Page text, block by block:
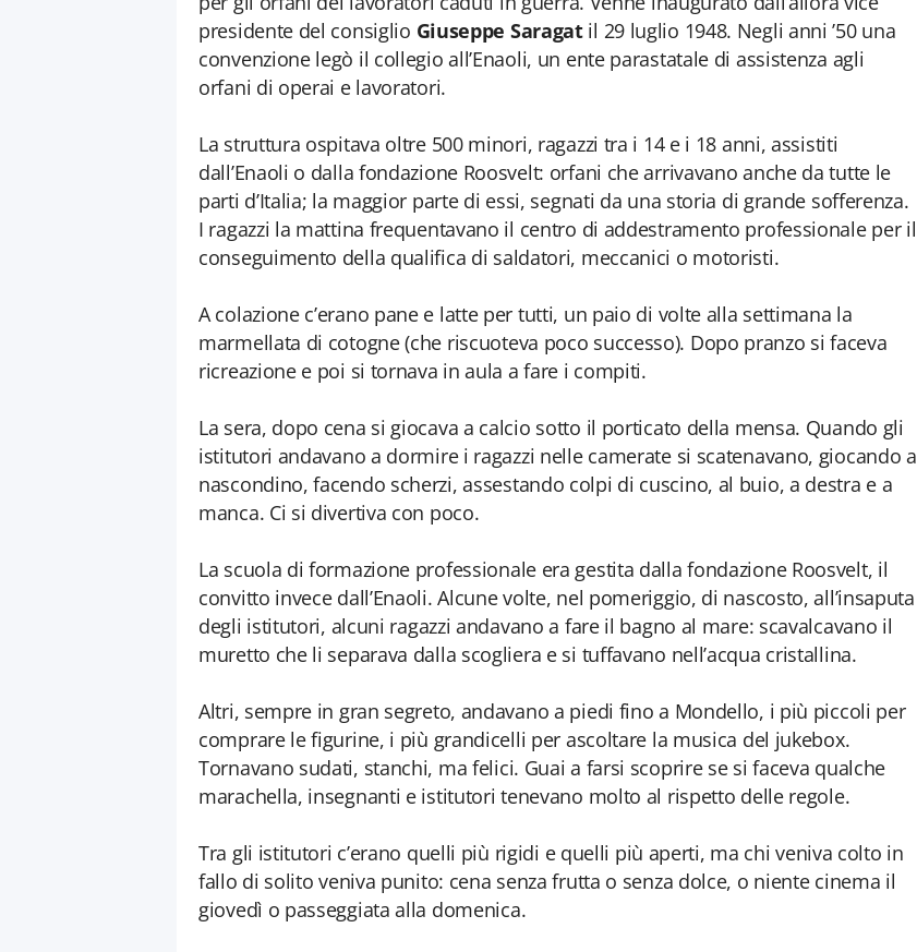
presidente del consiglio Giuseppe Saragat il 29 luglio 1948. Negli anni ’50 una
convenzione legò il collegio all’Enaoli, un ente parastatale di assistenza agli
orfani di operai e lavoratori.
La struttura ospitava oltre 500 minori, ragazzi tra i 14 e i 18 anni, assistiti
dall’Enaoli o dalla fondazione Roosvelt: orfani che arrivavano anche da tutte le
parti d’Italia; la maggior parte di essi, segnati da una storia di grande sofferenza.
I ragazzi la mattina frequentavano il centro di addestramento professionale per il
conseguimento della qualifica di saldatori, meccanici o motoristi.
A colazione c’erano pane e latte per tutti, un paio di volte alla settimana la
marmellata di cotogne (che riscuoteva poco successo). Dopo pranzo si faceva
ricreazione e poi si tornava in aula a fare i compiti.
La sera, dopo cena si giocava a calcio sotto il porticato della mensa. Quando gli
istitutori andavano a dormire i ragazzi nelle camerate si scatenavano, giocando a
nascondino, facendo scherzi, assestando colpi di cuscino, al buio, a destra e a
manca. Ci si divertiva con poco.
La scuola di formazione professionale era gestita dalla fondazione Roosvelt, il
convitto invece dall’Enaoli. Alcune volte, nel pomeriggio, di nascosto, all’insaputa
degli istitutori, alcuni ragazzi andavano a fare il bagno al mare: scavalcavano il
muretto che li separava dalla scogliera e si tuffavano nell’acqua cristallina.
Altri, sempre in gran segreto, andavano a piedi fino a Mondello, i più piccoli per
comprare le figurine, i più grandicelli per ascoltare la musica del jukebox.
Tornavano sudati, stanchi, ma felici. Guai a farsi scoprire se si faceva qualche
marachella, insegnanti e istitutori tenevano molto al rispetto delle regole.
Tra gli istitutori c’erano quelli più rigidi e quelli più aperti, ma chi veniva colto in
fallo di solito veniva punito: cena senza frutta o senza dolce, o niente cinema il
giovedì o passeggiata alla domenica.